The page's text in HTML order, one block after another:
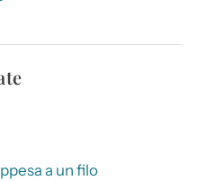
a un filo